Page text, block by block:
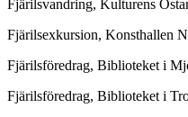
Fjärilsvandring, Kulturens
Fjärilsexkursion, Konsthallen
Fjärilsföredrag, Biblioteket i
Fjärilsföredrag, Biblioteket i